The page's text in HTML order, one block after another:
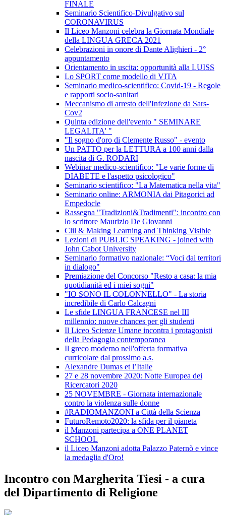
FINALE
Seminario Scientifico-Divulgativo sul
CORONAVIRUS
Il Liceo Manzoni celebra la Giornata Mondiale
della LINGUA GRECA 2021
Celebrazioni in onore di Dante Alighieri - 2°
appuntamento
Orientamento in uscita: opportunità alla LUISS
Lo SPORT come modello di VITA
Seminario medico-scientifico: Covid-19 - Regole
e rapporti socio-sanitari
Meccanismo di arresto dell'Infezione da Sars-
Cov2
Quinta edizione dell'evento " SEMINARE
LEGALITA' "
"Il sogno d'oro di Clemente Russo" - evento
Un PATTO per la LETTURA a 100 anni dalla
nascita di G. RODARI
Webinar medico-scientifico: "Le varie forme di
DIABETE e l'aspetto psicologico"
Seminario scientifico: "La Matematica nella vita"
Seminario online: ARMONIA dai Pitagorici ad
Empedocle
Rassegna "Tradizioni&Tradimenti": incontro con
lo scrittore Maurizio De Giovanni
Clil & Making Learning and Thinking Visible
Lezioni di PUBLIC SPEAKING - joined with
John Cabot University
Seminario formativo nazionale: “Voci dai territori
in dialogo"
Premiazione del Concorso "Resto a casa: la mia
quotidianità ed i miei sogni"
"IO SONO IL COLONNELLO" - La storia
incredibile di Carlo Calcagni
Le sfide LINGUA FRANCESE nel III
millennio: nuove chances per gli studenti
Il Liceo Scienze Umane incontra i protagonisti
della Pedagogia contemporanea
Il greco moderno nell'offerta formativa
curricolare dal prossimo a.s.
Alexandre Dumas et l’Italie
27 e 28 novembre 2020: Notte Europea dei
Ricercatori 2020
25 NOVEMBRE - Giornata internazionale
contro la violenza sulle donne
#RADIOMANZONI a Città della Scienza
FuturoRemoto2020: la sfida per il pianeta
il Manzoni partecipa a ONE PLANET
SCHOOL
il Liceo Manzoni adotta Palazzo Paternò e vince
la medaglia d'Oro!
Incontro con Margherita Tiesi - a cura
del Dipartimento di Religione